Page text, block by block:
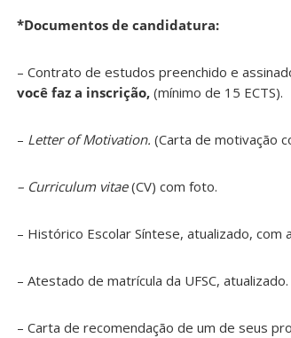
*Documentos de candidatura:
– Contrato de estudos preenchido e
você faz a inscrição, (mínimo de 15 ECTS).
– Letter of Motivation. (Carta de motivação
– Curriculum vitae(CV) com foto.
– Histórico Escolar Síntese, atualizado, com
– Atestado de matrícula da UFSC, atualizado.
– Carta de recomendação de um de seus